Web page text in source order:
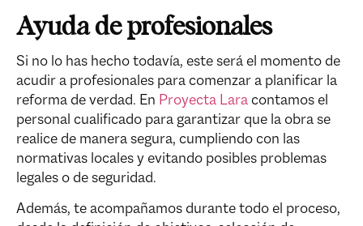
Ayuda de profesionales
Si no lo has hecho todavía, este será el momento de
acudir a profesionales para comenzar a planificar la
reforma de verdad. En Proyecta Laracontamos el
personal cualificado para garantizar que la obra se
realice de manera segura, cumpliendo con las
normativas locales y evitando posibles problemas
legales o de seguridad.
Además, te acompañamos durante todo el proceso,